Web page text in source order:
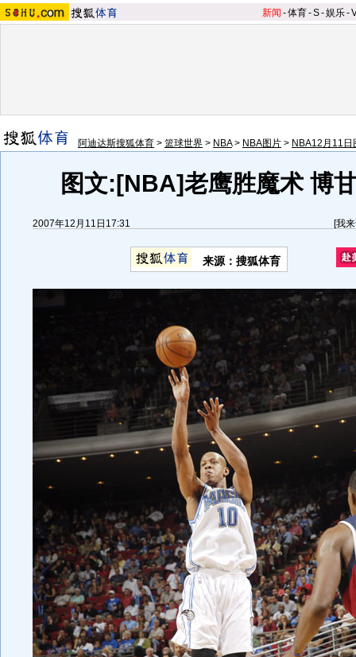
新闻 -体育-S-娱乐-
阿迪达斯搜狐体育 > 篮球世界 > NBA> NBA图片 > NBA12月11日
图文:[NBA]老鹰胜魔术 博
2007年12月11日17:31 [我
来源：搜狐体育